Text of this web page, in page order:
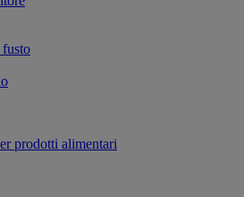
fusto
prodotti alimentari